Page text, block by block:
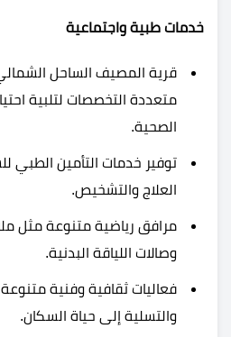
خدمات طبية واجتماعية
قرية المصيف الساحل
متعددة التخصصات لتلبية
الصحية.
توفير خدمات التأمين الطبي
العلاج والتشخيص.
مرافق رياضية متنوعة مثل
وصالات اللياقة البدنية.
فعاليات ثقافية وفنية
والتسلية إلى حياة السكان.